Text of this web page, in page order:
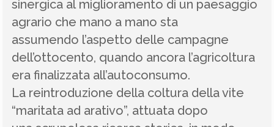
sinergica al miglioramento di un paesaggio
agrario che mano a mano sta
assumendo l’aspetto delle campagne
dell’ottocento, quando ancora l’agricoltura
era finalizzata all’autoconsumo.
La reintroduzione della coltura della vite
“maritata ad arativo”, attuata dopo